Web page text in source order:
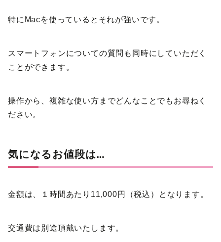
特にMacを使っているとそれが強いです。
スマートフォンについての質問も同時にしていただく
ことができます。
操作から、複雑な使い方までどんなことでもお尋ねく
ださい。
気になるお値段は…
金額は、１時間あたり11,000円（税込）となります。
交通費は別途頂戴いたします。